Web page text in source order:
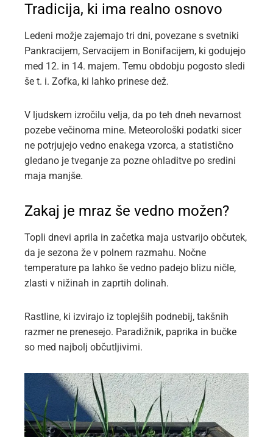
Tradicija, ki ima realno osnovo
Ledeni možje zajemajo tri dni, povezane s svetniki
Pankracijem, Servacijem in Bonifacijem, ki godujejo
med 12. in 14. majem. Temu obdobju pogosto sledi
še t. i. Zofka, ki lahko prinese dež.
V ljudskem izročilu velja, da po teh dneh nevarnost
pozebe večinoma mine. Meteorološki podatki sicer
ne potrjujejo vedno enakega vzorca, a statistično
gledano je tveganje za pozne ohladitve po sredini
maja manjše.
Zakaj je mraz še vedno možen?
Topli dnevi aprila in začetka maja ustvarijo občutek,
da je sezona že v polnem razmahu. Nočne
temperature pa lahko še vedno padejo blizu ničle,
zlasti v nižinah in zaprtih dolinah.
Rastline, ki izvirajo iz toplejših podnebij, takšnih
razmer ne prenesejo. Paradižnik, paprika in bučke
so med najbolj občutljivimi.